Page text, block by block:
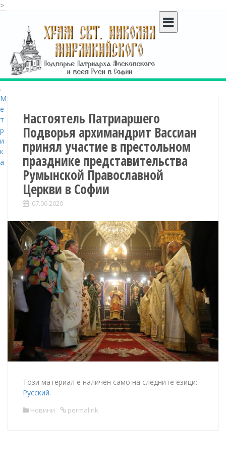
>
c
o
n
t
e
n
t
Настоятель Патриаршего
Подворья архимандрит Вассиан
принял участие в престольном
празднике представительства
Румынской Православной
Церкви в Софии
07.06.2020
Този материал е наличен само на следните езици:
Русский.
Новини permalink